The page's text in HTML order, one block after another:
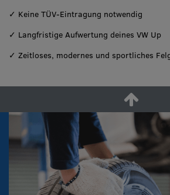
✓ Keine TÜV-Eintragung notwendig
✓ Langfristige Aufwertung deines VW Up
✓ Zeitloses, modernes und sportliches